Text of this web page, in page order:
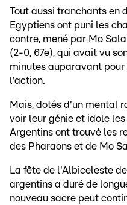
Tout aussi tranchants en
Egyptiens ont puni les
contre, mené par Mo
(2-0, 67e), qui avait vu
minutes auparavant
l'action.
Mais, dotés d'un mental
voir leur génie et idole
Argentins ont trouvé les
des Pharaons et de Mo
La fête de l'Albiceleste
argentins a duré de
nouveau sacre peut